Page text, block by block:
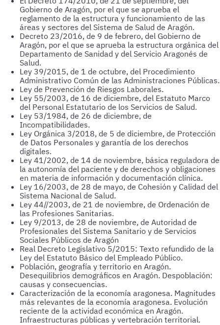
Gobierno de Aragón, por el que se aprueba el
reglamento de la estructura y funcionamiento de las
áreas y sectores del Sistema de Salud de Aragón.
Decreto 23/2016, de 9 de febrero, del Gobierno de
Aragón, por el que se aprueba la estructura orgánica del
Departamento de Sanidad y del Servicio Aragonés de
Salud.
Ley 39/2015, de 1 de octubre, del Procedimiento
Administrativo Común de las Administraciones Públicas.
Ley de Prevención de Riesgos Laborales.
Ley 55/2003, de 16 de diciembre, del Estatuto Marco
del Personal Estatutario de los Servicios de Salud.
Ley 53/1984, de 26 de diciembre, de
Incompatibilidades.
Ley Orgánica 3/2018, de 5 de diciembre, de Protección
de Datos Personales y garantía de los derechos
digitales.
Ley 41/2002, de 14 de noviembre, básica reguladora de
la autonomía del paciente y de derechos y obligaciones
en materia de información y documentación clínica.
Ley 16/2003, de 28 de mayo, de Cohesión y Calidad del
Sistema Nacional de Salud.
Ley 44//2003, de 21 de noviembre, de Ordenación de
las Profesiones Sanitarias.
Ley 9/2013, de 28 de noviembre, de Autoridad de
Profesionales del Sistema Sanitario y de Servicios
Sociales Públicos de Aragón
Real Decreto Legislativo 5/2015: Texto refundido de la
Ley del Estatuto Básico del Empleado Público.
Población, geografía y territorio en Aragón.
Desequilibrios demográficos en Aragón. Despoblación:
causas y consecuencias.
Caracterización de la economía aragonesa. Magnitudes
más relevantes de la economía aragonesa. Evolución
reciente de la actividad económica en Aragón.
Infraestructuras públicas y vertebración territorial.